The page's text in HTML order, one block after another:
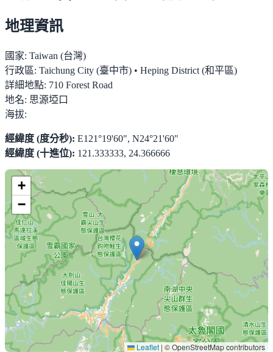
地理資訊
國家: Taiwan (台灣)
行政區: Taichung City (臺中市) • Heping District (和平區)
詳細地點: 710 Forest Road
地名: 思源埡口
海拔:
經緯度 (度分秒): E121°19'60", N24°21'60"
經緯度 (十進位): 121.333333, 24.366666
+
−
Leaflet | © OpenStreetMap contributors